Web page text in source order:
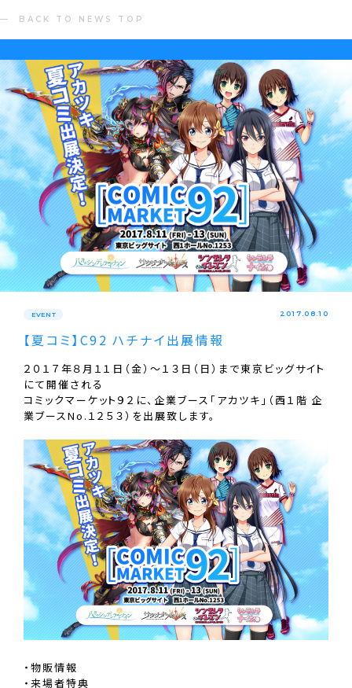
BACK TO NEWS TOP
EVENT 2017.08.10
【夏コミ】C92 ハチナイ出展情報
２０１７年８月１１日（金）〜１３日（日）まで東京ビッグサイト
にて開催される
コミックマーケット９２に、企業ブース「アカツキ」（西１階 企
業ブースNo.１２５３）を出展致します。
・物販情報
・来場者特典